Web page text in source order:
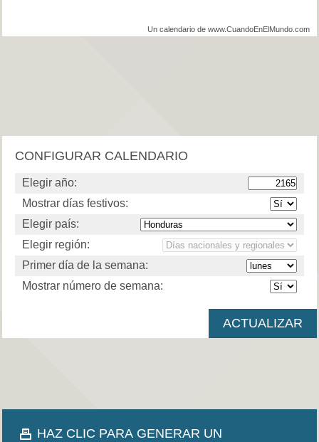
Un calendario de www.CuandoEnElMundo.com
CONFIGURAR CALENDARIO
Elegir año:
Mostrar días festivos:
Elegir país:
Elegir región:
Primer día de la semana:
Mostrar número de semana:
HAZ CLIC PARA GENERAR UN